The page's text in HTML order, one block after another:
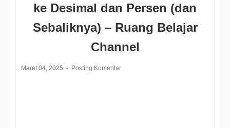
ke Desimal dan Persen (dan
Sebaliknya) – Ruang Belajar
Channel
Maret 04, 2025 Posting Komentar